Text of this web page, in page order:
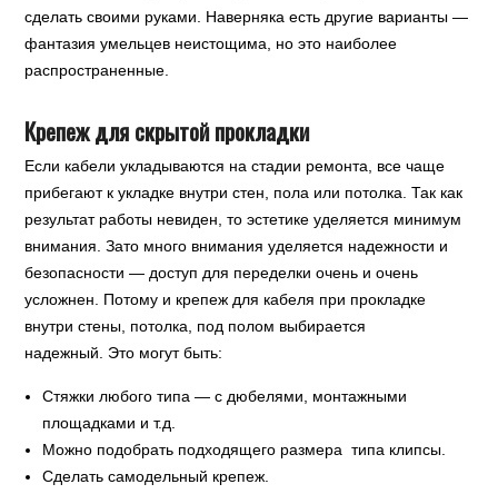
сделать своими руками. Наверняка есть другие варианты —
фантазия умельцев неистощима, но это наиболее
распространенные.
Крепеж для скрытой прокладки
Если кабели укладываются на стадии ремонта, все чаще
прибегают к укладке внутри стен, пола или потолка. Так как
результат работы невиден, то эстетике уделяется минимум
внимания. Зато много внимания уделяется надежности и
безопасности — доступ для переделки очень и очень
усложнен. Потому и крепеж для кабеля при прокладке
внутри стены, потолка, под полом выбирается
надежный. Это могут быть:
Стяжки любого типа — с дюбелями, монтажными
площадками и т.д.
Можно подобрать подходящего размера типа клипсы.
Сделать самодельный крепеж.